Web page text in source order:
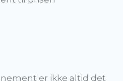
er ikke altid det